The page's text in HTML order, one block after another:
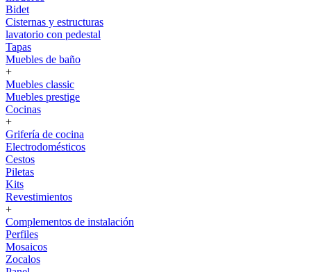
Bidet
Cisternas y estructuras
lavatorio con pedestal
Tapas
Muebles de baño
+
Muebles classic
Muebles prestige
Cocinas
+
Grifería de cocina
Electrodomésticos
Cestos
Piletas
Kits
Revestimientos
+
Complementos de instalación
Perfiles
Mosaicos
Zocalos